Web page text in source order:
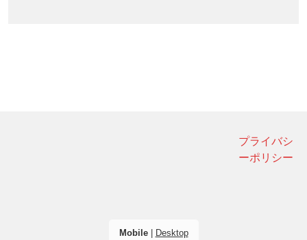
プライバシ
ーポリシー
Mobile| Desktop